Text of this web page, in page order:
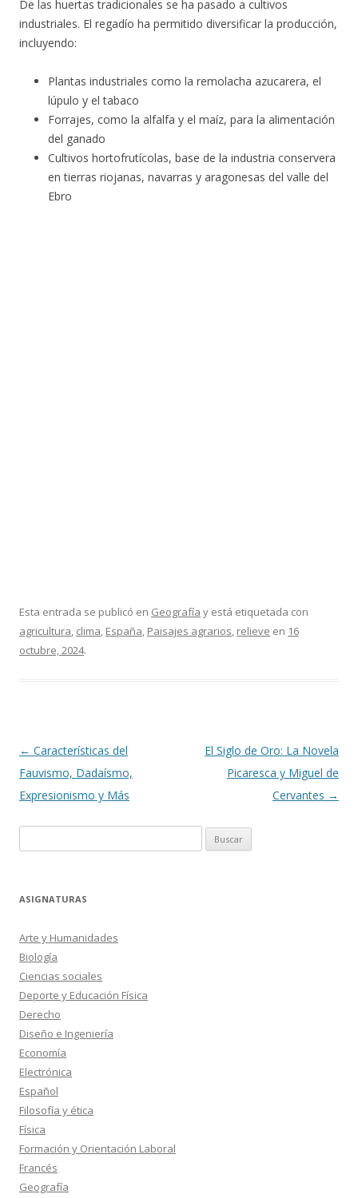
De las huertas tradicionales se ha pasado a cultivos
industriales. El regadío ha permitido diversificar la producción,
incluyendo:
Plantas industriales como la remolacha azucarera, el
lúpulo y el tabaco
Forrajes, como la alfalfa y el maíz, para la alimentación
del ganado
Cultivos hortofrutícolas, base de la industria conservera
en tierras riojanas, navarras y aragonesas del valle del
Ebro
Esta entrada se publicó en Geografía y está etiquetada con
agricultura, clima, España, Paisajes agrarios, relieve en 16
octubre, 2024.
Navegación
de
entradas
← Características del
Fauvismo, Dadaísmo,
Expresionismo y Más
El Siglo de Oro: La Novela
Picaresca y Miguel de
Cervantes →
ASIGNATURAS
Arte y Humanidades
Biología
Ciencias sociales
Deporte y Educación Física
Derecho
Diseño e Ingeniería
Economía
Electrónica
Español
Filosofía y ética
Física
Formación y Orientación Laboral
Francés
Geografía